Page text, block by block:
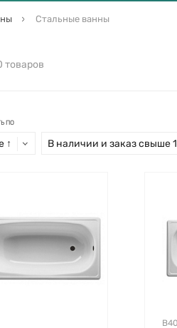
Стальные ванны
товаров
ПО
↑ В наличии и заказ свыше